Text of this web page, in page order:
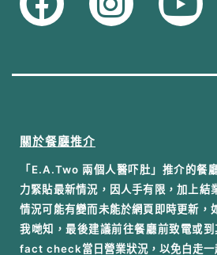
關於餐廳推介
「E.A.Two 兩個人醫吓肚」推介的餐
力緊貼最新情況，因人手有限，加上結
情況可能有變而未能於網頁即時更新，
我哋知，最後建議前往餐廳前致電或
fact check當日營業狀況，以免白走一